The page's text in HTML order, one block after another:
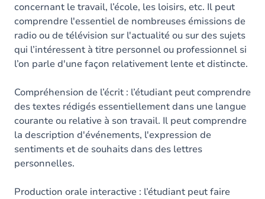
concernant le travail, l’école, les loisirs, etc. Il peut
comprendre l'essentiel de nombreuses émissions de
radio ou de télévision sur l'actualité ou sur des sujets
qui l’intéressent à titre personnel ou professionnel si
l’on parle d'une façon relativement lente et distincte.
Compréhension de l’écrit : l’étudiant peut comprendre
des textes rédigés essentiellement dans une langue
courante ou relative à son travail. Il peut comprendre
la description d'événements, l'expression de
sentiments et de souhaits dans des lettres
personnelles.
Production orale interactive : l’étudiant peut faire